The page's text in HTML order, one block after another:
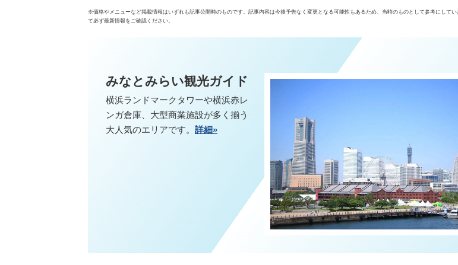
※価格やメニューなど掲載情報はいずれも記事公開時のものです。記事内容は今後予告なく変更となる可能性もあるため、当時のものとして参考にして
て必ず最新情報をご確認ください。
みなとみらい観光ガイド
横浜ランドマークタワーや横浜赤レ
ンガ倉庫、大型商業施設が多く揃う
大人気のエリアです。 詳細»